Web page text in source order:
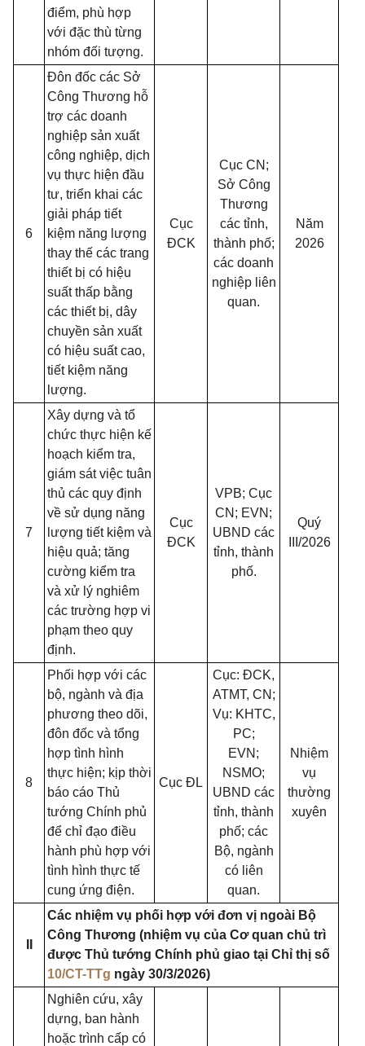
điểm, phù hợp
với đặc thù từng
nhóm đối tượng.
6
Đôn đốc các Sở
Công Thương hỗ
trợ các doanh
nghiệp sản xuất
công nghiệp, dịch
vụ thực hiện đầu
tư, triển khai các
giải pháp tiết
kiệm năng lượng
thay thế các trang
thiết bị có hiệu
suất thấp bằng
các thiết bị, dây
chuyền sản xuất
có hiệu suất cao,
tiết kiệm năng
lượng.
Cục
ĐCK
Cục CN;
Sở Công
Thương
các tỉnh,
thành phố;
các doanh
nghiệp liên
quan.
Năm
2026
7
Xây dựng và tổ
chức thực hiện kế
hoạch kiểm tra,
giám sát việc tuân
thủ các quy định
về sử dụng năng
lượng tiết kiệm và
hiệu quả; tăng
cường kiểm tra
và xử lý nghiêm
các trường hợp vi
phạm theo quy
định.
Cục
ĐCK
VPB; Cục
CN; EVN;
UBND các
tỉnh, thành
phố.
Quý
III/2026
8
Phối hợp với các
bộ, ngành và địa
phương theo dõi,
đôn đốc và tổng
hợp tình hình
thực hiện; kịp thời
báo cáo Thủ
tướng Chính phủ
để chỉ đạo điều
hành phù hợp với
tình hình thực tế
cung ứng điện.
Cục ĐL
Cục: ĐCK,
ATMT, CN;
Vụ: KHTC,
PC;
EVN;
NSMO;
UBND các
tỉnh, thành
phố; các
Bộ, ngành
có liên
quan.
Nhiệm
vụ
thường
xuyên
Các nhiệm vụ phối hợp với đơn vị ngoài Bộ
Công Thương (nhiệm vụ của Cơ quan chủ trì
được Thủ tướng Chính phủ giao tại Chỉ thị số
10/CT-TTg ngày 30/3/2026)
Nghiên cứu, xây
dựng, ban hành
hoặc trình cấp có